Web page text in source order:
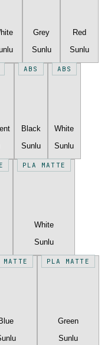
Grey
Sunlu
Red
Sunlu
ABS
Black
Sunlu
ABS
White
Sunlu
PLA MATTE
White
Sunlu
Blue
PLA MATTE
Green
Sunlu